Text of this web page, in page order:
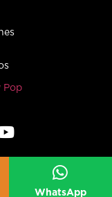
Pop
WhatsApp